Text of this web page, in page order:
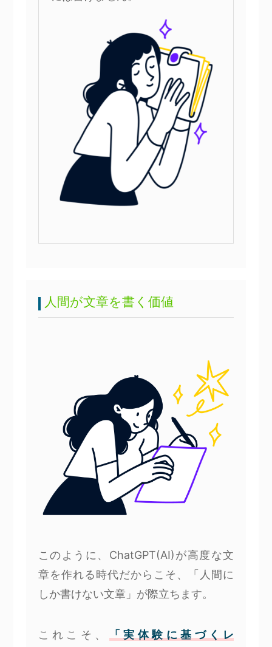
人間が文章を書く価値
このように、ChatGPT(AI)が高度な文
章を作れる時代だからこそ、「人間に
しか書けない文章」が際立ちます。
これこそ、 「実体験に基づくレ